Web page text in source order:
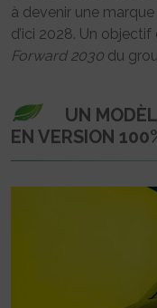
à devenir une
d’ici 2028. Un
Forward 2030 du
UN
EN VERSION